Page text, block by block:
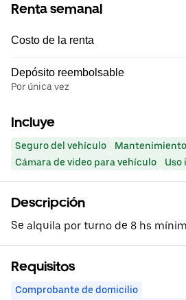
Renta semanal
Costo de la renta
Depósito reembolsable
Por única vez
Incluye
Seguro del vehículo
Mantenimiento
Cámara de video para vehículo
Uso
Descripción
Se alquila por turno de 8 hs
Requisitos
Comprobante de domicilio